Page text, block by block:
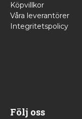
Köpvillkor
Våra leverantörer
Integritetspolicy
Följ oss